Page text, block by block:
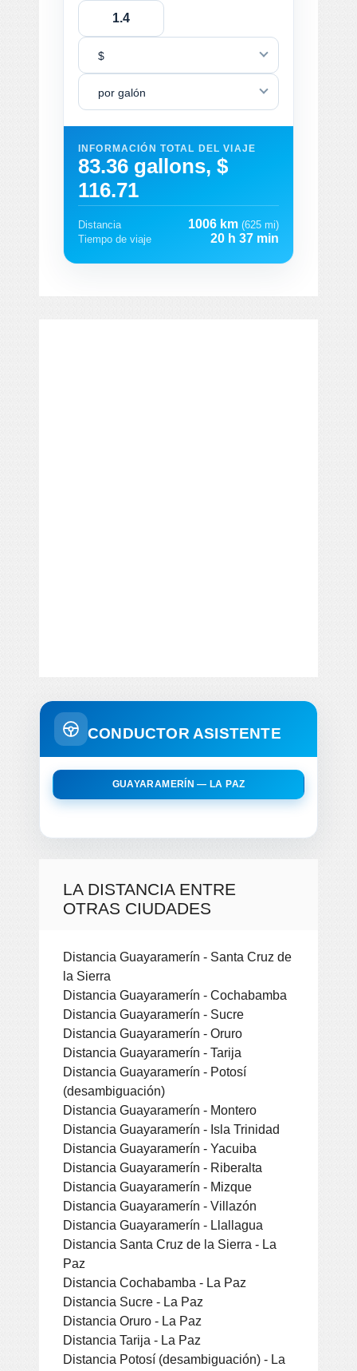
$
por galón
INFORMACIÓN TOTAL DEL VIAJE
83.36 gallons, $
116.71
Distancia 1006 km (625 mi)
Tiempo de viaje
20 h 37 min
CONDUCTOR ASISTENTE
GUAYARAMERÍN — LA PAZ
LA DISTANCIA ENTRE
OTRAS CIUDADES
Distancia Guayaramerín - Santa Cruz de
la Sierra
Distancia Guayaramerín - Cochabamba
Distancia Guayaramerín - Sucre
Distancia Guayaramerín - Oruro
Distancia Guayaramerín - Tarija
Distancia Guayaramerín - Potosí
(desambiguación)
Distancia Guayaramerín - Montero
Distancia Guayaramerín - Isla Trinidad
Distancia Guayaramerín - Yacuiba
Distancia Guayaramerín - Riberalta
Distancia Guayaramerín - Mizque
Distancia Guayaramerín - Villazón
Distancia Guayaramerín - Llallagua
Distancia Santa Cruz de la Sierra - La
Paz
Distancia Cochabamba - La Paz
Distancia Sucre - La Paz
Distancia Oruro - La Paz
Distancia Tarija - La Paz
Distancia Potosí (desambiguación) - La